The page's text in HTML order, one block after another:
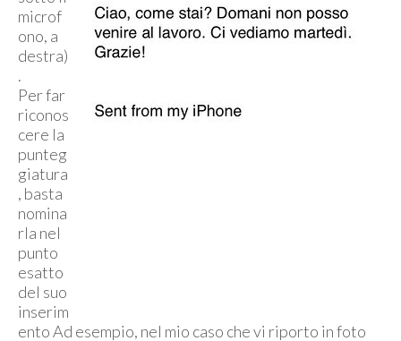
microf
ono, a
destra)
.
Per far
riconos
cere la
punteg
giatura
, basta
nomina
rla nel
punto
esatto
del suo
inserim
ento Ad esempio, nel mio caso che vi riporto in foto